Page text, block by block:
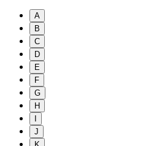
A
B
C
D
E
F
G
H
J